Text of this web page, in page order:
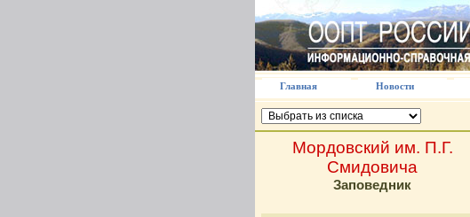
Главная Новости
Мордовский им. П.Г.
Смидовича
Заповедник